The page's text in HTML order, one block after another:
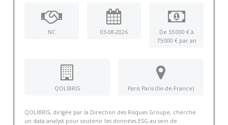
NC 03-08-2026
De 55 000 € à
75 000 € par an
QOLIBRIS Paris Paris (Ile-de-France)
QOLIBRIS, dirigée par la Direction des Risques Groupe, cherche
un data analyst pour soutenir les données ESG au sein de